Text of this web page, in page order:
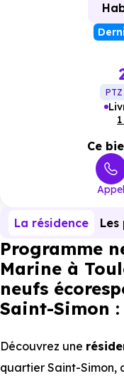
PTZ
Ce
Appel
La résidence
Programme
Marine à
neufs
Saint-Simon
Découvrez une
quartier Saint-Simon,